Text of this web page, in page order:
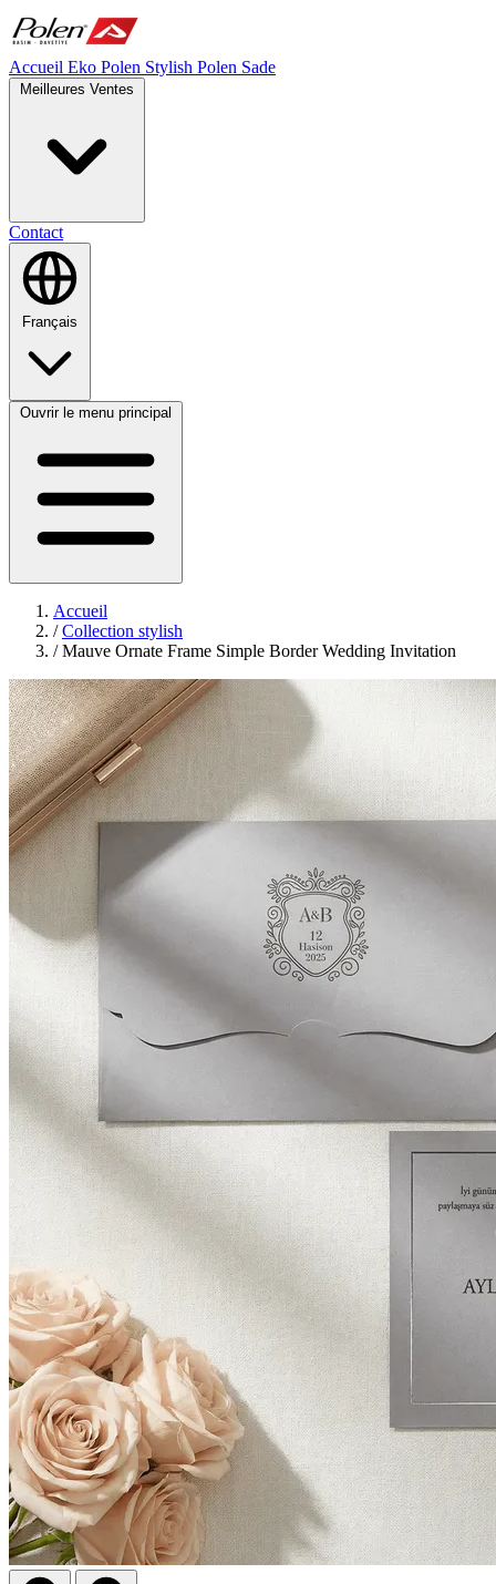
Accueil Eko Polen Stylish Polen Sade
Contact
Ouvrir le menu principal
Accueil
/ Collection stylish
/ Mauve Ornate Frame Simple Border Wedding Invitation